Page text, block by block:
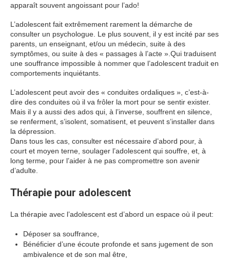
apparaît souvent angoissant pour l’ado!
L’adolescent fait extrêmement rarement la démarche de
consulter un psychologue. Le plus souvent, il y est incité par ses
parents, un enseignant, et/ou un médecin, suite à des
symptômes, ou suite à des « passages à l’acte ».Qui traduisent
une souffrance impossible à nommer que l’adolescent traduit en
comportements inquiétants.
L’adolescent peut avoir des « conduites ordaliques », c’est-à-
dire des conduites où il va frôler la mort pour se sentir exister.
Mais il y a aussi des ados qui, à l’inverse, souffrent en silence,
se renferment, s’isolent, somatisent, et peuvent s’installer dans
la dépression.
Dans tous les cas, consulter est nécessaire d’abord pour, à
court et moyen terne, soulager l’adolescent qui souffre, et, à
long terme, pour l’aider à ne pas compromettre son avenir
d’adulte.
Thérapie pour adolescent
La thérapie avec l’adolescent est d’abord un espace où il peut:
Déposer sa souffrance,
Bénéficier d’une écoute profonde et sans jugement de son
ambivalence et de son mal être,